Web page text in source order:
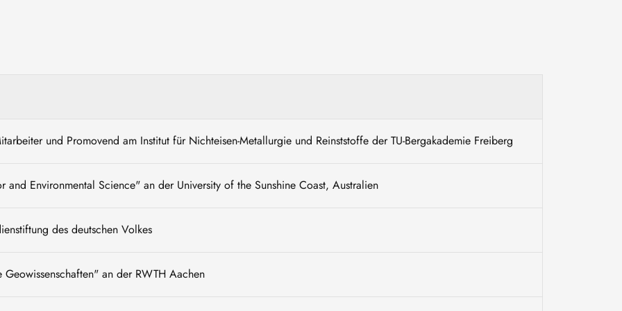
und Promovend am Institut für Nichteisen-Metallurgie und Reinststoffe der TU-Bergakademie Freiberg
Environmental Science" an der University of the Sunshine Coast, Australien
des deutschen Volkes
Geowissenschaften" an der RWTH Aachen